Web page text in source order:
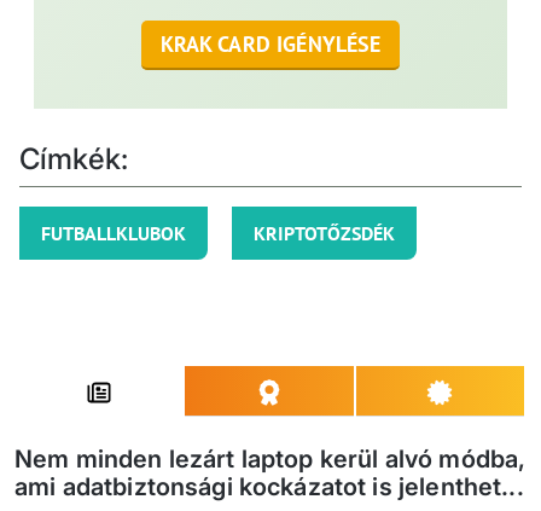
KRAK CARD IGÉNYLÉSE
Címkék:
FUTBALLKLUBOK KRIPTOTŐZSDÉK
Nem minden lezárt laptop kerül alvó módba,
ami adatbiztonsági kockázatot is jelenthet...